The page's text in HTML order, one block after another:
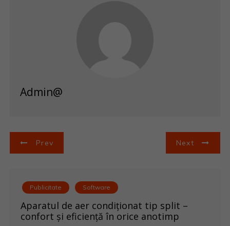
Admin@
N
Prev Next
Publicitate Software
Aparatul de aer condiționat tip split –
confort și eficiență în orice anotimp